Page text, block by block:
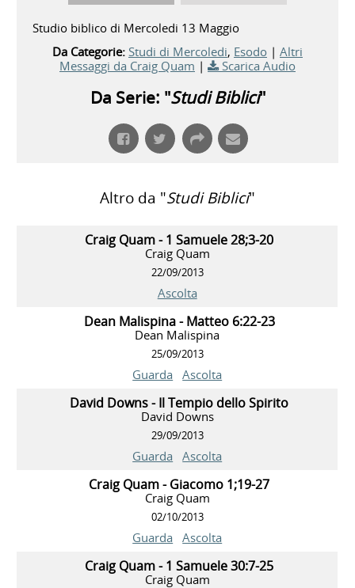
Studio biblico di Mercoledi 13 Maggio
Da Categorie: Studi di Mercoledi, Esodo | Altri
Messaggi da Craig Quam | Scarica Audio
Da Serie: "Studi Biblici"
Altro da "Studi Biblici"
Craig Quam - 1 Samuele 28;3-20
Craig Quam
22/09/2013
Ascolta
Dean Malispina - Matteo 6:22-23
Dean Malispina
25/09/2013
Guarda Ascolta
David Downs - Il Tempio dello Spirito
David Downs
29/09/2013
Guarda Ascolta
Craig Quam - Giacomo 1;19-27
Craig Quam
02/10/2013
Guarda Ascolta
Craig Quam - 1 Samuele 30:7-25
Craig Quam